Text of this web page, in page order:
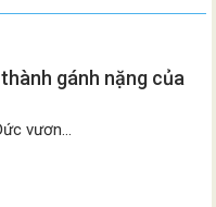
gánh nặng của
vươn...